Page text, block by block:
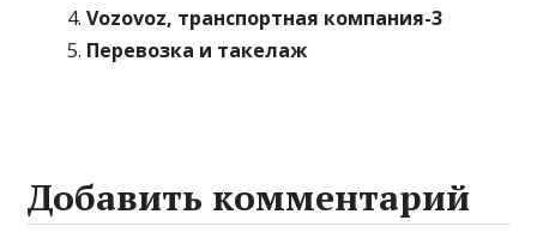
Vozovoz, транспортная компания-3
Перевозка и такелаж
Добавить комментарий